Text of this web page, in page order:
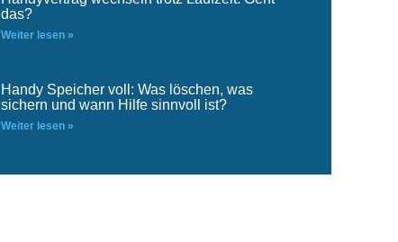
das?
Weiter lesen »
Handy Speicher voll: Was löschen, was
sichern und wann Hilfe sinnvoll ist?
Weiter lesen »